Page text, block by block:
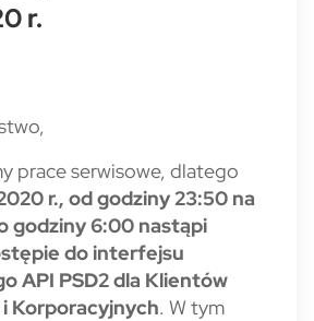
r.
prace serwisowe, dlatego
r., od godziny 23:50 na
godziny 6:00 nastąpi
do interfejsu
API PSD2 dla Klientów
Korporacyjnych. W tym